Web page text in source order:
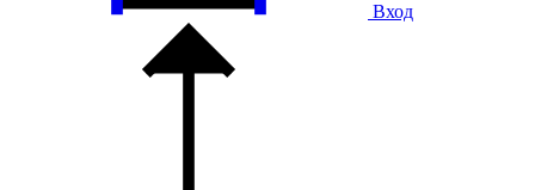
Вход